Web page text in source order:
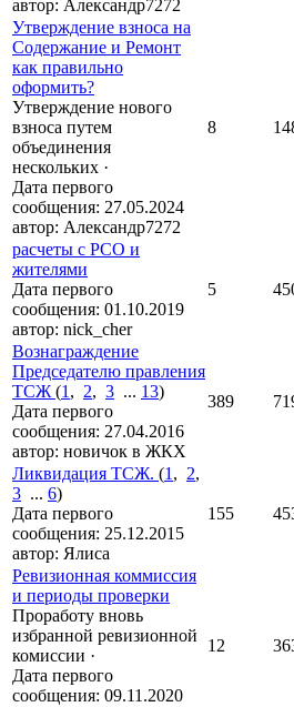
автор: Александр7272
Утверждение взноса на
Содержание и Ремонт
как правильно
оформить?
Утверждение нового
взноса путем
объединения
нескольких ·
Дата первого
сообщения: 27.05.2024
автор: Александр7272
8
расчеты с РСО и
жителями
Дата первого
сообщения: 01.10.2019
автор: nick_cher
5
Вознаграждение
Председателю правления
ТСЖ (1 , 2, 3 ... 13)
Дата первого
сообщения: 27.04.2016
автор: новичок в ЖКХ
389
Ликвидация ТСЖ. (1 , 2,
3 ... 6)
Дата первого
сообщения: 25.12.2015
автор: Ялиса
155
Ревизионная коммиссия
и периоды проверки
Проработу вновь
избранной ревизионной
комиссии ·
Дата первого
сообщения: 09.11.2020
12